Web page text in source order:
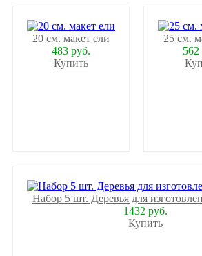
20 см. макет ели
483 руб.
Купить
25 см.
562
Набор 5 шт. Деревья для
1432 руб.
Купить